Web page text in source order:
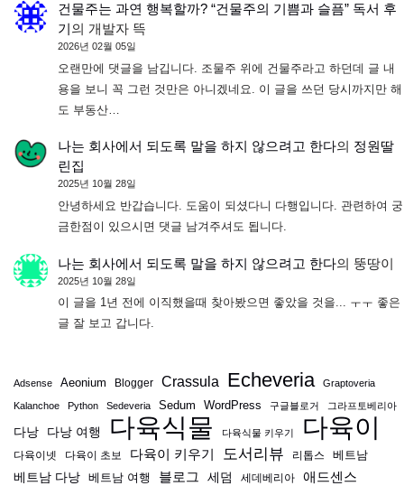
건물주는 과연 행복할까? “건물주의 기쁨과 슬픔” 독서 후
기의 개발자 뜩
2026년 02월 05일
오랜만에 댓글을 남깁니다. 조물주 위에 건물주라고 하던데 글 내
용을 보니 꼭 그런 것만은 아니겠네요. 이 글을 쓰던 당시까지만 해
도 부동산…
나는 회사에서 되도록 말을 하지 않으려고 한다의 정원딸
린집
2025년 10월 28일
안녕하세요 반갑습니다. 도움이 되셨다니 다행입니다. 관련하여 궁
금한점이 있으시면 댓글 남겨주셔도 됩니다.
나는 회사에서 되도록 말을 하지 않으려고 한다의 뚱땅이
2025년 10월 28일
이 글을 1년 전에 이직했을때 찾아봤으면 좋았을 것을... ㅜㅜ 좋은
글 잘 보고 갑니다.
Adsense Aeonium Blogger Crassula Echeveria Graptoveria
Kalanchoe Python Sedeveria Sedum WordPress 구글블로거 그라프토베리아
다낭 다낭 여행 다육식물 다육식물 키우기 다육이
다육이넷 다육이 초보 다육이 키우기 도서리뷰 리톱스
베트남
베트남 다낭 베트남 여행 블로그 세덤 세데베리아 애드센스